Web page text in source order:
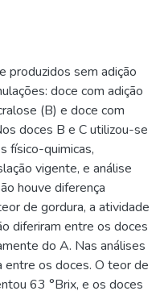
produzidos sem adição
doce com adição
(B) e doce com
doces B e C utilizou-se
físico-quimicas,
vigente, e análise
houve diferença
de gordura, a atividade
diferiram entre os doces
do A. Nas análises
entre os doces. O teor de
63 °Brix, e os doces